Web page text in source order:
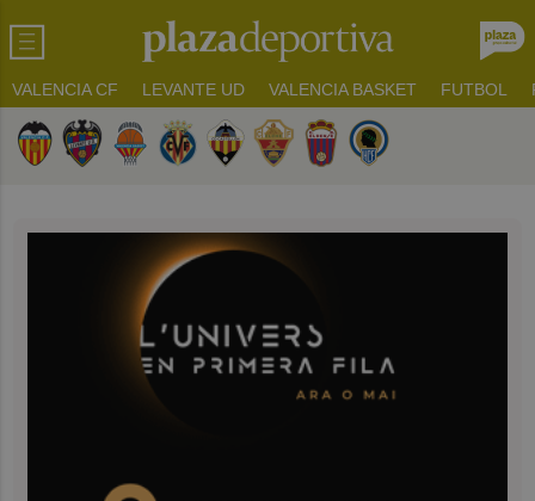
VALENCIA CF LEVANTE UD VALENCIA BASKET FUTBOL